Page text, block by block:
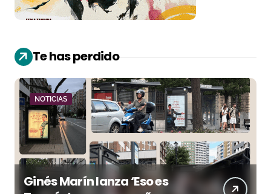
Te has perdido
NOTICIAS
Ginés Marín lanza ‘Eso es